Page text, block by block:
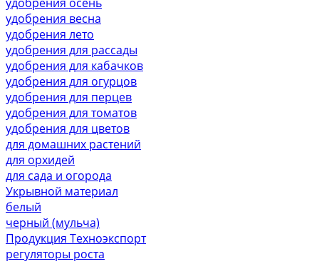
удобрения весна
удобрения лето
удобрения для рассады
удобрения для кабачков
удобрения для огурцов
удобрения для перцев
удобрения для томатов
удобрения для цветов
для домашних растений
для орхидей
для сада и огорода
Укрывной материал
белый
черный (мульча)
Продукция Техноэкспорт
регуляторы роста